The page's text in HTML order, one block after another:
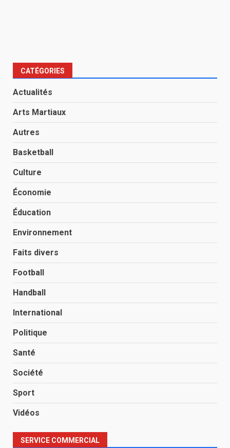
CATÉGORIES
Actualités
Arts Martiaux
Autres
Basketball
Culture
Économie
Éducation
Environnement
Faits divers
Football
Handball
International
Politique
Santé
Société
Sport
Vidéos
SERVICE COMMERCIAL